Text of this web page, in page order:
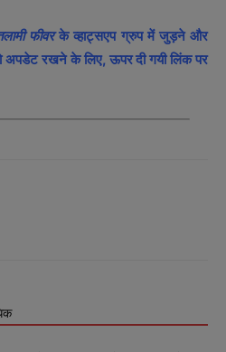
फीवरके व्हाट्सएप ग्रुप में जुड़ने और
अपडेट रखने के लिए, ऊपर दी गयी लिंक पर